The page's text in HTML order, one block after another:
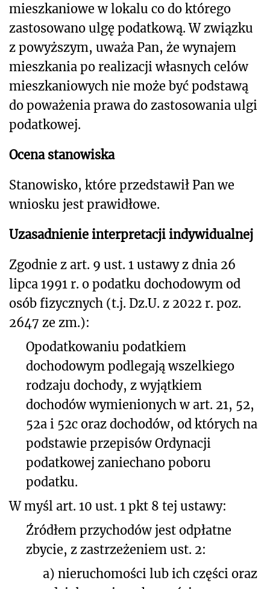
mieszkaniowe w lokalu co do którego
zastosowano ulgę podatkową. W związku
z powyższym, uważa Pan, że wynajem
mieszkania po realizacji własnych celów
mieszkaniowych nie może być podstawą
do poważenia prawa do zastosowania ulgi
podatkowej.
Ocena stanowiska
Stanowisko, które przedstawił Pan we
wniosku jest prawidłowe.
Uzasadnienie interpretacji indywidualnej
Zgodnie z art. 9 ust. 1 ustawy z dnia 26
lipca 1991 r. o podatku dochodowym od
osób fizycznych (t.j. Dz.U. z 2022 r. poz.
2647 ze zm.):
Opodatkowaniu podatkiem
dochodowym podlegają wszelkiego
rodzaju dochody, z wyjątkiem
dochodów wymienionych w art. 21, 52,
52a i 52c oraz dochodów, od których na
podstawie przepisów Ordynacji
podatkowej zaniechano poboru
podatku.
W myśl art. 10 ust. 1 pkt 8 tej ustawy:
Źródłem przychodów jest odpłatne
zbycie, z zastrzeżeniem ust. 2:
a) nieruchomości lub ich części oraz